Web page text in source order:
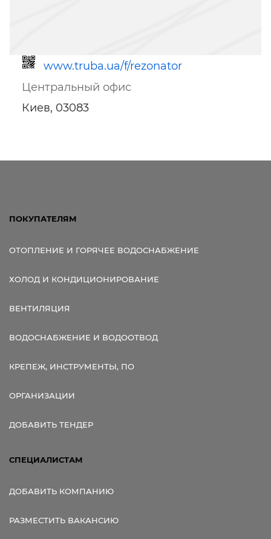
www.truba.ua/f/rezonator
Центральный офис
Киев, 03083
ПОКУПАТЕЛЯМ
ОТОПЛЕНИЕ И ГОРЯЧЕЕ ВОДОСНАБЖЕНИЕ
ХОЛОД И КОНДИЦИОНИРОВАНИЕ
ВЕНТИЛЯЦИЯ
ВОДОСНАБЖЕНИЕ И ВОДООТВОД
КРЕПЕЖ, ИНСТРУМЕНТЫ, ПО
ОРГАНИЗАЦИИ
ДОБАВИТЬ ТЕНДЕР
СПЕЦИАЛИСТАМ
ДОБАВИТЬ КОМПАНИЮ
РАЗМЕСТИТЬ ВАКАНСИЮ